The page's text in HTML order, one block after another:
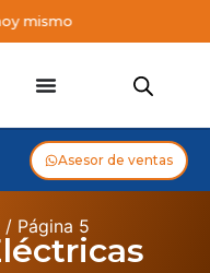
mismo
Asesor de ventas
/ Página 5